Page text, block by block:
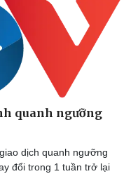
quanh ngưỡng
dịch quanh ngưỡng
đổi trong 1 tuần trở lại